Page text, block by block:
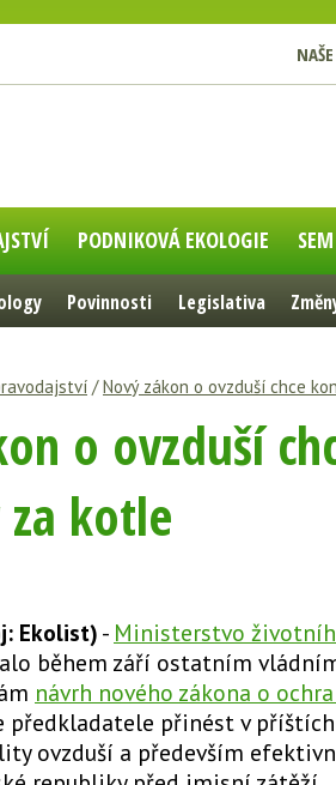
PODNIKOVÁ EKOLOGIE
Povinnosti Legislativa
/Nový zákon o ovzduší chce
o ovzduší
kotle
Ekolist)- Ministerstvo
během září ostatním
návrh nového zákona o
předkladatele přinést v
ovzduší a především